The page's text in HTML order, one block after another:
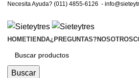
Necesita Ayuda? (011) 4855-6126 -
HOMETIENDA¿PREGUNTAS?NOSOTROS
Buscar